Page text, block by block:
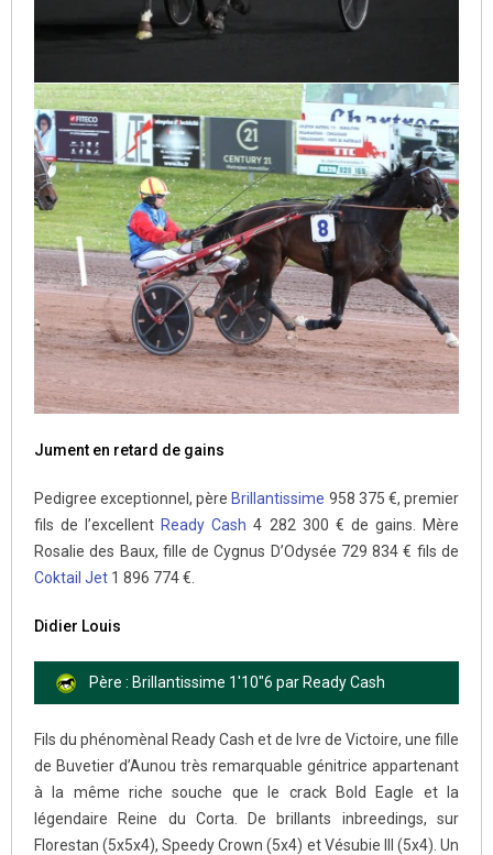
Jument en retard de gains
Pedigree exceptionnel, pèreBrillantissime 958 375 €, premier
fils de l’excellentReady Cash 4 282 300 € de gains. Mère
Rosalie des Baux, fille de Cygnus D’Odysée 729 834 € fils de
Coktail Jet 1 896 774 €.
Didier Louis
Père : Brillantissime 1'10"6 par Ready Cash
Fils du phénomènal Ready Cash et de Ivre de Victoire, une fille
de Buvetier d’Aunou très remarquable génitrice appartenant
à la même riche souche que le crack Bold Eagle et la
légendaire Reine du Corta. De brillants inbreedings, sur
Florestan (5x5x4), Speedy Crown (5x4) et Vésubie III (5x4). Un